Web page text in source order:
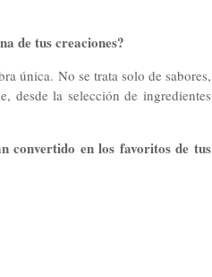
de tus creaciones?
única. No se trata solo de sabores,
desde la selección de ingredientes
convertido en los favoritos de tus